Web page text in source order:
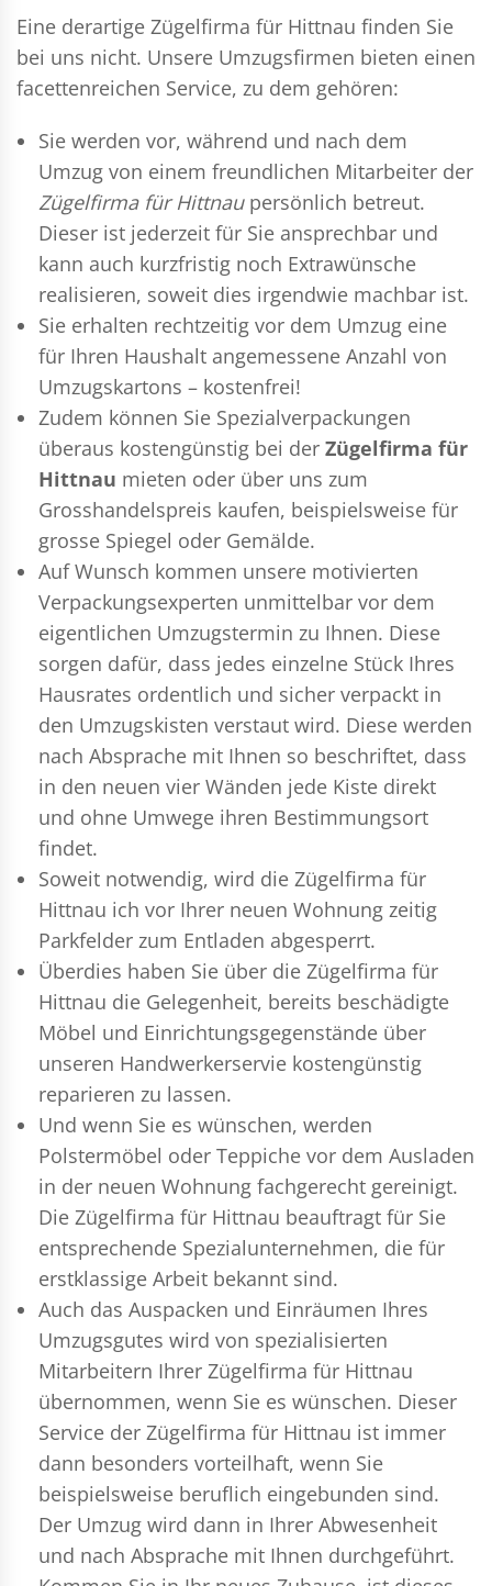
Eine derartige Zügelfirma für Hittnau finden Sie
bei uns nicht. Unsere Umzugsfirmen bieten einen
facettenreichen Service, zu dem gehören:
Sie werden vor, während und nach dem
Umzug von einem freundlichen Mitarbeiter der
Zügelfirma für Hittnaupersönlich betreut.
Dieser ist jederzeit für Sie ansprechbar und
kann auch kurzfristig noch Extrawünsche
realisieren, soweit dies irgendwie machbar ist.
Sie erhalten rechtzeitig vor dem Umzug eine
für Ihren Haushalt angemessene Anzahl von
Umzugskartons – kostenfrei!
Zudem können Sie Spezialverpackungen
überaus kostengünstig bei der Zügelfirma für
Hittnau mieten oder über uns zum
Grosshandelspreis kaufen, beispielsweise für
grosse Spiegel oder Gemälde.
Auf Wunsch kommen unsere motivierten
Verpackungsexperten unmittelbar vor dem
eigentlichen Umzugstermin zu Ihnen. Diese
sorgen dafür, dass jedes einzelne Stück Ihres
Hausrates ordentlich und sicher verpackt in
den Umzugskisten verstaut wird. Diese werden
nach Absprache mit Ihnen so beschriftet, dass
in den neuen vier Wänden jede Kiste direkt
und ohne Umwege ihren Bestimmungsort
findet.
Soweit notwendig, wird die Zügelfirma für
Hittnau ich vor Ihrer neuen Wohnung zeitig
Parkfelder zum Entladen abgesperrt.
Überdies haben Sie über die Zügelfirma für
Hittnau die Gelegenheit, bereits beschädigte
Möbel und Einrichtungsgegenstände über
unseren Handwerkerservie kostengünstig
reparieren zu lassen.
Und wenn Sie es wünschen, werden
Polstermöbel oder Teppiche vor dem Ausladen
in der neuen Wohnung fachgerecht gereinigt.
Die Zügelfirma für Hittnau beauftragt für Sie
entsprechende Spezialunternehmen, die für
erstklassige Arbeit bekannt sind.
Auch das Auspacken und Einräumen Ihres
Umzugsgutes wird von spezialisierten
Mitarbeitern Ihrer Zügelfirma für Hittnau
übernommen, wenn Sie es wünschen. Dieser
Service der Zügelfirma für Hittnau ist immer
dann besonders vorteilhaft, wenn Sie
beispielsweise beruflich eingebunden sind.
Der Umzug wird dann in Ihrer Abwesenheit
und nach Absprache mit Ihnen durchgeführt.